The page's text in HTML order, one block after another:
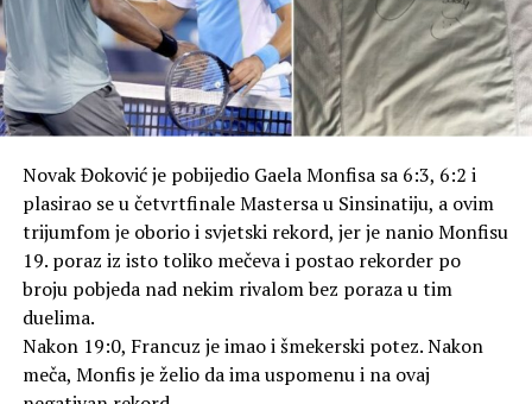
Novak Đoković je pobijedio Gaela Monfisa sa 6:3, 6:2 i
plasirao se u četvrtfinale Mastersa u Sinsinatiju, a ovim
trijumfom je oborio i svjetski rekord, jer je nanio Monfisu
19. poraz iz isto toliko mečeva i postao rekorder po
broju pobjeda nad nekim rivalom bez poraza u tim
duelima.
Nakon 19:0, Francuz je imao i šmekerski potez. Nakon
meča, Monfis je želio da ima uspomenu i na ovaj